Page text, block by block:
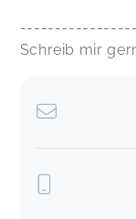
Schreib mir